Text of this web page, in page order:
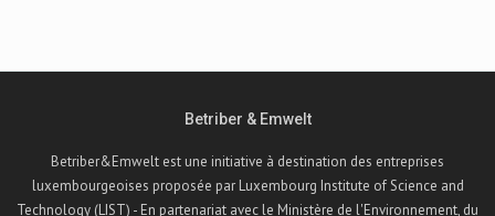
Betriber & Emwelt
Betriber&Emwelt est une initiative à destination des entreprises
luxembourgeoises proposée par Luxembourg Institute of Science and
Technology (LIST) - En partenariat avec le Ministère de l'Environnement, du